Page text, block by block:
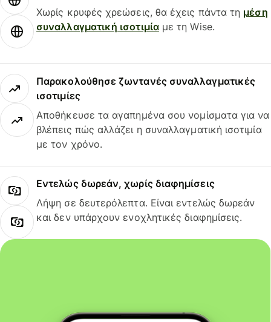
Χωρίς κρυφές χρεώσεις, θα έχεις πάντα τη μέση
συναλλαγματική ισοτιμίαμε τη Wise.
Παρακολούθησε ζωντανές συναλλαγματικές
ισοτιμίες
Αποθήκευσε τα αγαπημένα σου νομίσματα για να
βλέπεις πώς αλλάζει η συναλλαγματική ισοτιμία
με τον χρόνο.
Εντελώς δωρεάν, χωρίς διαφημίσεις
Λήψη σε δευτερόλεπτα. Είναι εντελώς δωρεάν
και δεν υπάρχουν ενοχλητικές διαφημίσεις.